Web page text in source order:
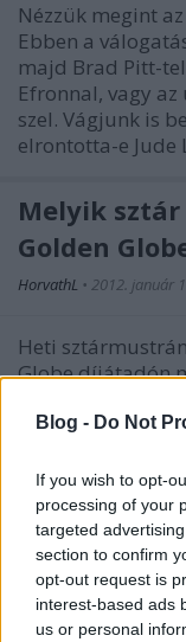
Blog - Do Not
If you wish to opt-
processing of your
targeted
section to confirm
opt-out request is
interest-based ads
us or personal
Nézzük megint
Ebben a
majd Brad Pitt-
Efronnal, vagy
szel. Vágjunk is
elrontotta-e Jude
Melyik
Golden
HorvathL • 2012. január
Heti
Globe díjátadón
mindegyik
meg, mindenki
térünk ki külön-
Sztárok és
szemüveg
HorvathL• 2011.